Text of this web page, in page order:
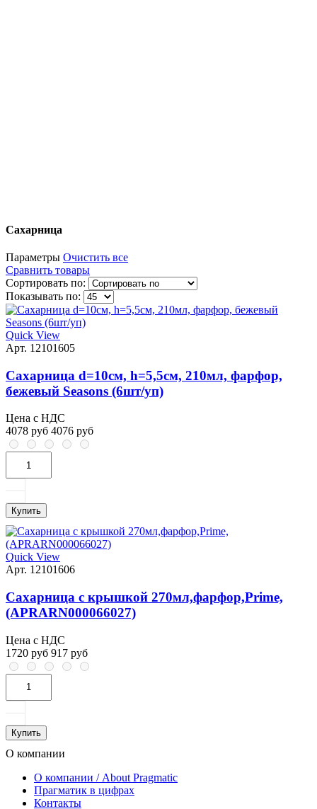
Сахарница
Параметры Очистить все
Сравнить товары
Сортировать по:
Показывать по:
Quick View
Арт. 12101605
Сахарница d=10см, h=5,5см, 210мл, фарфор,
бежевый Seasons (6шт/уп)
Цена с НДС
4078 руб 4076 руб
Купить
Quick View
Арт. 12101606
Сахарница с крышкой 270мл,фарфор,Prime,
(APRARN000066027)
Цена с НДС
1720 руб 917 руб
Купить
О компании
О компании / About Pragmatic
Прагматик в цифрах
Контакты